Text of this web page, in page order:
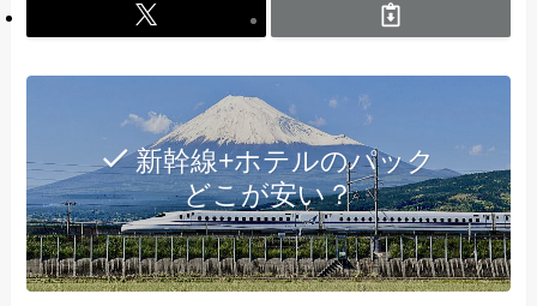
新幹線+ホテルのパック
どこが安い？